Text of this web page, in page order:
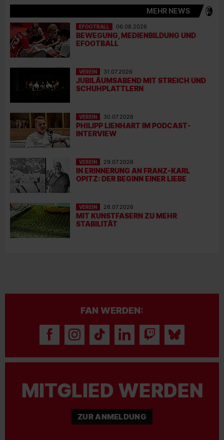
MEHR NEWS
EFOOTBALL 06.08.2026
BEWEGUNG, MEDIENBILDUNG UND
EFOOTBALL
VEREIN 31.07.2026
JUBILÄUMSABEND MIT STREICH UND
SCHUHPLATTLERN
VEREIN 30.07.2026
PHILIPP LIENHART IM PODCAST-
INTERVIEW
VEREIN 29.07.2026
IN ERINNERUNG AN FRANZ-KARL
OPITZ: DER BEGINN EINER LIEBE
VEREIN 28.07.2026
MIT KUNSTFASERN ZU MEHR
STABILITÄT
FAN WERDEN:
MITGLIED WERDEN
ZUR ANMELDUNG